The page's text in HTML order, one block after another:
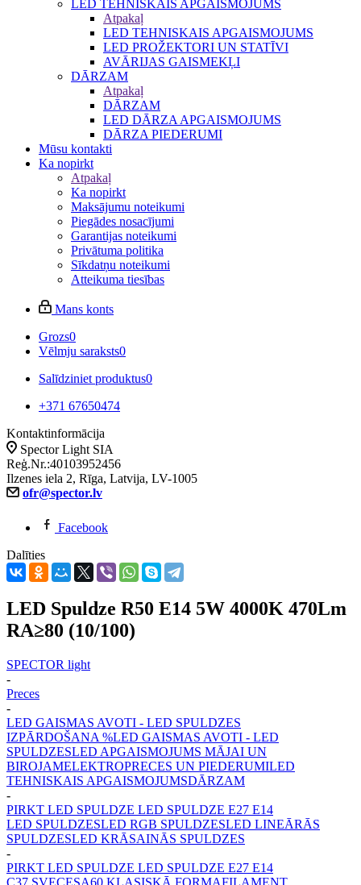
LED TEHNISKAIS APGAISMOJUMS
Atpakaļ
LED TEHNISKAIS APGAISMOJUMS
LED PROŽEKTORI UN STATĪVI
AVĀRIJAS GAISMEKĻI
DĀRZAM
Atpakaļ
DĀRZAM
LED DĀRZA APGAISMOJUMS
DĀRZA PIEDERUMI
Mūsu kontakti
Ka nopirkt
Atpakaļ
Ka nopirkt
Maksājumu noteikumi
Piegādes nosacījumi
Garantijas noteikumi
Privātuma politika
Sīkdatņu noteikumi
Atteikuma tiesības
Mans konts
Grozs0
Vēlmju saraksts0
Salīdziniet produktus0
+371 67650474
Kontaktinformācija
Spector Light SIA
Reģ.Nr.:40103952456
Ilzenes iela 2, Rīga, Latvija, LV-1005
ofr@spector.lv
Facebook
Dalīties
LED Spuldze R50 E14 5W 4000K 470Lm
RA≥80 (10/100)
SPECTOR light
-
Preces
-
LED GAISMAS AVOTI - LED SPULDZES
IZPĀRDOŠANA %LED GAISMAS AVOTI - LED
SPULDZESLED APGAISMOJUMS MĀJAI UN
BIROJAMELEKTROPRECES UN PIEDERUMILED
TEHNISKAIS APGAISMOJUMSDĀRZAM
-
PIRKT LED SPULDZE LED SPULDZE E27 E14
LED SPULDZESLED RGB SPULDZESLED LINEĀRĀS
SPULDZESLED KRĀSAINĀS SPULDZES
-
PIRKT LED SPULDZE LED SPULDZE E27 E14
C37 SVECESA60 KLASISKĀ FORMAFILAMENT